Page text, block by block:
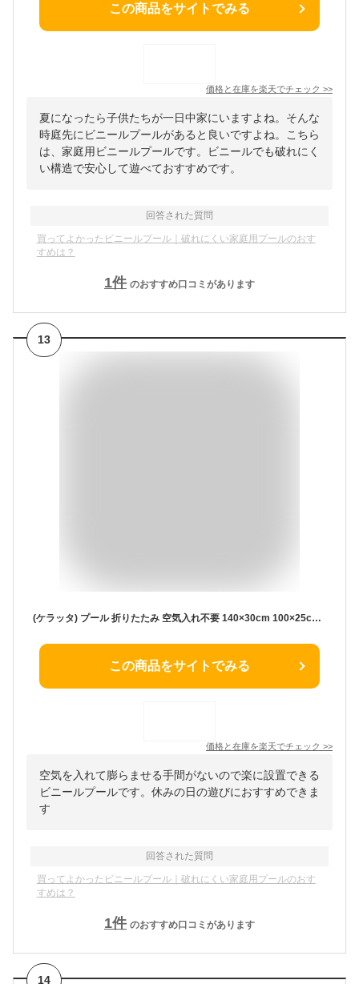
この商品をサイトでみる
価格と在庫を楽天でチェック >>
夏になったら子供たちが一日中家にいますよね。そんな
時庭先にビニールプールがあると良いですよね。こちら
は、家庭用ビニールプールです。ビニールでも破れにく
い構造で安心して遊べておすすめです。
回答された質問
買ってよかったビニールプール｜破れにくい家庭用プールのおす
すめは？
1件 のおすすめ口コミがあります
13
(ケラッタ) プール 折りたたみ 空気入れ不要 140×30cm 100×25cm ビニールプール 水遊び 丸型 円形 ベビー 子供 子ども こども 赤ちゃん ファミリー 折りたたみ 折り畳み 折畳み 家庭用 夏 コンパクト かわいい ボールプール 砂遊び
この商品をサイトでみる
価格と在庫を楽天でチェック >>
空気を入れて膨らませる手間がないので楽に設置できる
ビニールプールです。休みの日の遊びにおすすめできま
す
回答された質問
買ってよかったビニールプール｜破れにくい家庭用プールのおす
すめは？
1件 のおすすめ口コミがあります
14